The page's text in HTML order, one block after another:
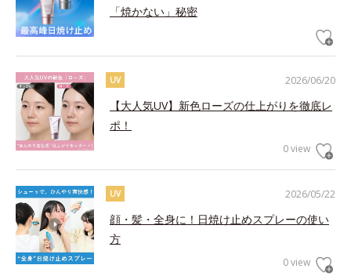
「焼かない」秘密
2026/06/20
UV
【大人気UV】新色ローズの仕上がりを徹底レ
ポ！
0 view
2026/05/22
UV
顔・髪・全身に！日焼け止めスプレーの使い
方
0 view